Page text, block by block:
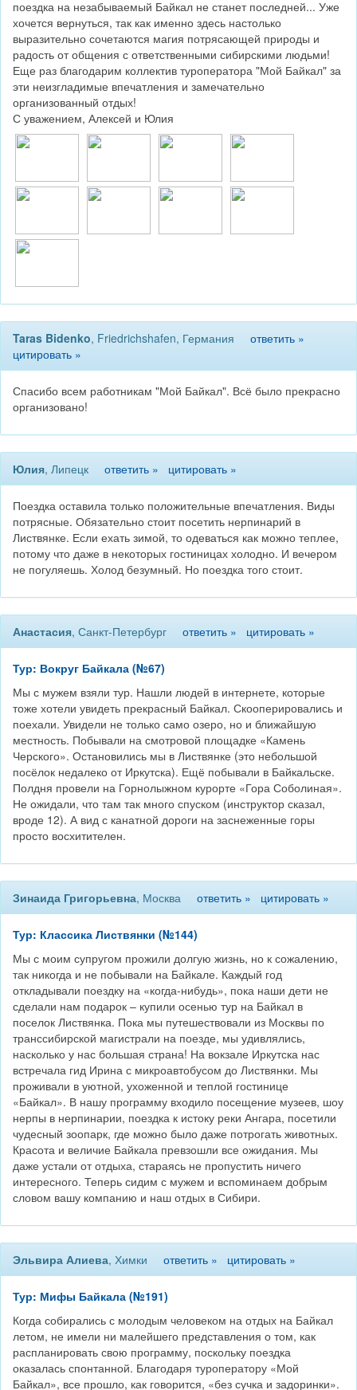
поездка на незабываемый Байкал не станет последней... Уже
хочется вернуться, так как именно здесь настолько
выразительно сочетаются магия потрясающей природы и
радость от общения с ответственными сибирскими людьми!
Еще раз благодарим коллектив туроператора "Мой Байкал" за
эти неизгладимые впечатления и замечательно
организованный отдых!
С уважением, Алексей и Юлия
Taras Bidenko, Friedrichshafen, Германия ответить »
цитировать »
Спасибо всем работникам "Мой Байкал". Всё было прекрасно
организовано!
Юлия, Липецк ответить » цитировать »
Поездка оставила только положительные впечатления. Виды
потрясные. Обязательно стоит посетить нерпинарий в
Листвянке. Если ехать зимой, то одеваться как можно теплее,
потому что даже в некоторых гостиницах холодно. И вечером
не погуляешь. Холод безумный. Но поездка того стоит.
Анастасия, Санкт-Петербург ответить » цитировать »
Тур: Вокруг Байкала (№67)
Мы с мужем взяли тур. Нашли людей в интернете, которые
тоже хотели увидеть прекрасный Байкал. Скооперировались и
поехали. Увидели не только само озеро, но и ближайшую
местность. Побывали на смотровой площадке «Камень
Черского». Остановились мы в Листвянке (это небольшой
посёлок недалеко от Иркутска). Ещё побывали в Байкальске.
Полдня провели на Горнолыжном курорте «Гора Соболиная».
Не ожидали, что там так много спуском (инструктор сказал,
вроде 12). А вид с канатной дороги на заснеженные горы
просто восхитителен.
Зинаида Григорьевна, Москва ответить » цитировать »
Тур: Классика Листвянки (№144)
Мы с моим супругом прожили долгую жизнь, но к сожалению,
так никогда и не побывали на Байкале. Каждый год
откладывали поездку на «когда-нибудь», пока наши дети не
сделали нам подарок – купили осенью тур на Байкал в
поселок Листвянка. Пока мы путешествовали из Москвы по
транссибирской магистрали на поезде, мы удивлялись,
насколько у нас большая страна! На вокзале Иркутска нас
встречала гид Ирина с микроавтобусом до Листвянки. Мы
проживали в уютной, ухоженной и теплой гостинице
«Байкал». В нашу программу входило посещение музеев, шоу
нерпы в нерпинарии, поездка к истоку реки Ангара, посетили
чудесный зоопарк, где можно было даже потрогать животных.
Красота и величие Байкала превзошли все ожидания. Мы
даже устали от отдыха, стараясь не пропустить ничего
интересного. Теперь сидим с мужем и вспоминаем добрым
словом вашу компанию и наш отдых в Сибири.
Эльвира Алиева, Химки ответить » цитировать »
Тур: Мифы Байкала (№191)
Когда собирались с молодым человеком на отдых на Байкал
летом, не имели ни малейшего представления о том, как
распланировать свою программу, поскольку поездка
оказалась спонтанной. Благодаря туроператору «Мой
Байкал», все прошло, как говорится, «без сучка и задоринки».